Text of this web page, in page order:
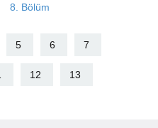
8. Bölüm
5 6 7
12 13